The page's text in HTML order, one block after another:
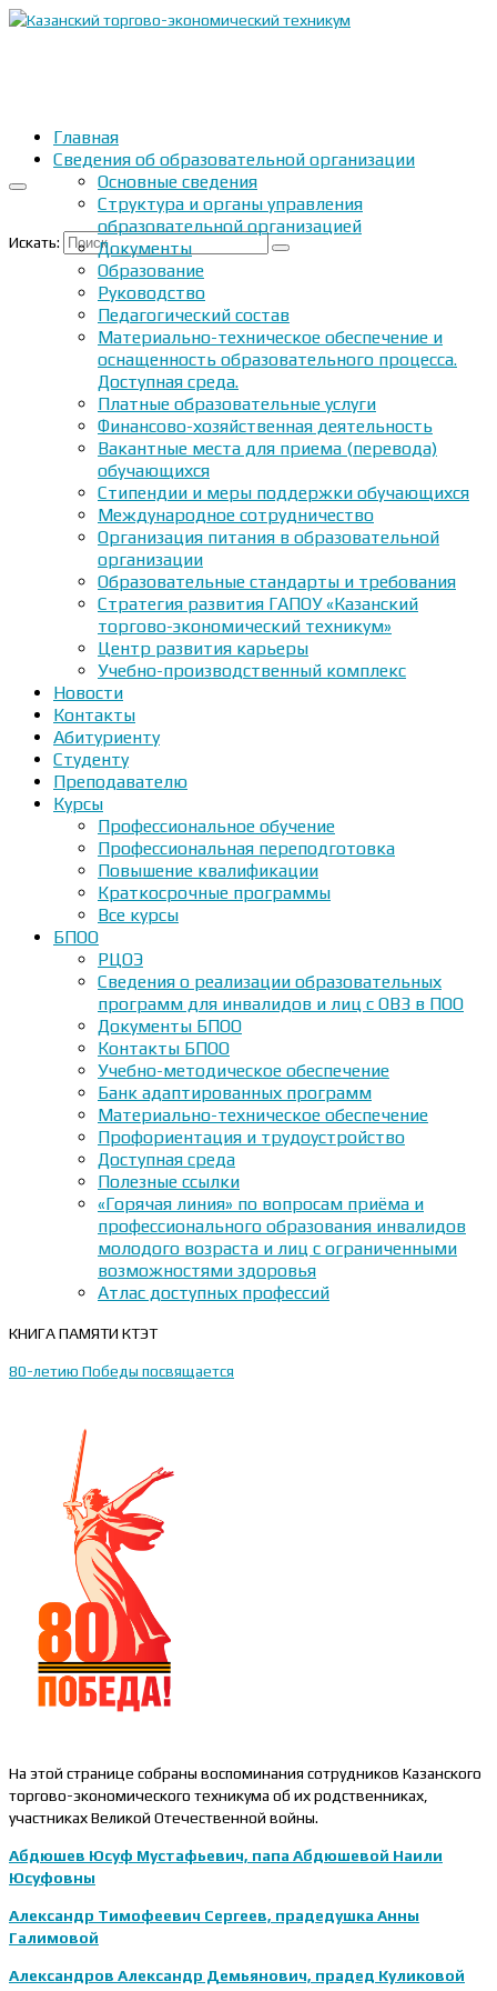
Искать:
Главная
Сведения об образовательной организации
Основные сведения
Структура и органы управления
образовательной организацией
Документы
Образование
Руководство
Педагогический состав
Материально-техническое обеспечение и
оснащенность образовательного процесса.
Доступная среда.
Платные образовательные услуги
Финансово-хозяйственная деятельность
Вакантные места для приема (перевода)
обучающихся
Стипендии и меры поддержки обучающихся
Международное сотрудничество
Организация питания в образовательной
организации
Образовательные стандарты и требования
Стратегия развития ГАПОУ «Казанский
торгово-экономический техникум»
Центр развития карьеры
Учебно-производственный комплекс
Новости
Контакты
Абитуриенту
Студенту
Преподавателю
Курсы
Профессиональное обучение
Профессиональная переподготовка
Повышение квалификации
Краткосрочные программы
Все курсы
БПОО
РЦОЭ
Сведения о реализации образовательных
программ для инвалидов и лиц с ОВЗ в ПОО
Документы БПОО
Контакты БПОО
Учебно-методическое обеспечение
Банк адаптированных программ
Материально-техническое обеспечение
Профориентация и трудоустройство
Доступная среда
Полезные ссылки
«Горячая линия» по вопросам приёма и
профессионального образования инвалидов
молодого возраста и лиц с ограниченными
возможностями здоровья
Атлас доступных профессий
КНИГА ПАМЯТИ КТЭТ
80-летию Победы посвящается
На этой странице собраны воспоминания сотрудников Казанского
торгово-экономического техникума об их родственниках,
участниках Великой Отечественной войны.
Абдюшев Юсуф Мустафьевич, папа Абдюшевой Наили
Юсуфовны
Александр Тимофеевич Сергеев, прадедушка Анны
Галимовой
Александров Александр Демьянович, прадед Куликовой